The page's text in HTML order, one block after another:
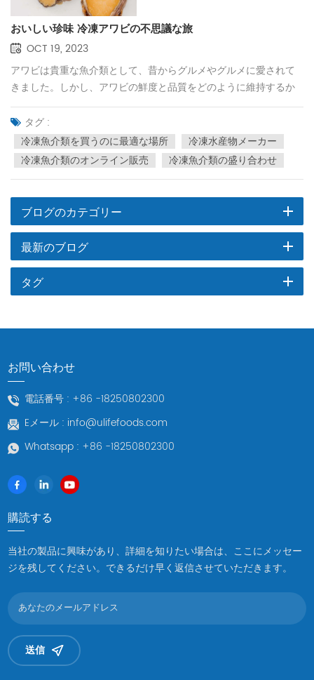
イヤーを選択します。 2. 冷凍技術：製品の最高の味と品質を維持
するために、急速冷凍など、サプライヤーが使用する冷凍技術を
理解します。 3. 包装: 製品の包装は、冷凍プロセス中の冷気の侵
入を防ぎ、冷凍焼けを防ぐために気密でなければなりません。 4.
ラベルと日付: 製品の鮮度がわかるように、製品のパッケージに明
確なラベルと製造日が記載されていることを確認してくださ
い。 冷凍魚介類の調理のヒント冷凍シーフードの調理は複雑であ
る必要はありません。冷凍シーフード料理を確実に美味しくする
ための簡単なヒントをいくつか紹介します。 1. 解凍: 冷凍魚介類
は、調理する前に、できれば冷蔵庫でゆっくりと解凍してくださ
い。これにより、水分と質感を維持することができます。 2. 素早
るために比較的短時間で調理されます。過度の調理は避けてくだ
さい。 3. 味付け：お好みのスパイスや調味料を使用して、冷凍シ
ーフードの風味を高めます。 4.創造的な料理：冷凍シーフード
は、焼き魚からシーフードパスタまで、さまざまな料理に適して
おり、自分の好みに応じてさまざまなおいしい料理を作ることが
できます。 結論冷凍魚介類は現代の生活において便利でおいしい
ば、季節を問わず新鮮で美味しい魚介類を家庭で楽しむことがで
料理を発見してください!
おいしい珍味 冷凍アワビの不思議な旅
OCT 19, 2023
アワビは貴重な魚介類として、昔からグルメやグルメに愛されて
きました。しかし、アワビの鮮度と品質をどのように維持するか
は、サプライヤーやグルメ食品業者にとって常に直面する課題で
した。この記事では、冷凍アワビの調理、保存、美食的価値、そ
してなぜ冷凍アワビが供給者と消費者の両方の間で第一の選択肢
となっているのかについて詳しく掘り下げていきます。冷凍アワ
ビの準備冷凍アワビは、プリプリな食感と旨味を保つために、丁
含まれます。 漁獲と加工: アワビは海で漁獲されたら、鮮度を確保
するためにすぐに加工されます。殻から外して洗浄し、食べられ
る部分に加工する作業です。 急速冷凍：アワビをできるだけ早く
冷凍するため、通常マイナス40℃以下の超低温冷凍技術を使用
し、冷凍過程で水分が結晶化せず、素材の品質を保ちます。 真空
シール：冷凍後、 生アワビの殻 通常、酸素との接触を避け、酸化
により腐敗や酸化が遅くなり、保存期間が長くなります。 長期保
存：冷凍アワビは生のアワビに比べ、美味しさを損なうことなく
長期保存が可能です。 利便性: 冷凍アワビは、新鮮な食材の供給を
気にすることなく、必要なときにいつでも取り出すことができま
す。 より幅広い販売: 殻付き冷凍アワビ 長距離輸送が可能とな
り、販売市場が拡大し、より多くの人に味わっていただけるよう
になります。 様々な調理方法：冷凍アワビは、蒸す、揚げる、焼
く、煮込むなど、さまざまな味のニーズを満たすためにさまざま
な調理方法で使用できます。 冷凍アワビのグルメな価値冷凍アワ
ビは鮮度保持に優れているだけでなく、豊かな食用価値も高く評
価されています。タンパク質、微量元素、ビタミンが豊富で、栄
養価の高い食品です。冷凍アワビは、プリプリとした食感と深い
海の風味があり、シンプルな蒸し料理から独特の風味を表現でき
る複雑な料理まで、さまざまな料理を試すのに適しています。 結
論としては、 冷凍魚介類のサプライヤー、その準備と保存プロセ
スにより、品質と鮮度の点で優れています。この冷凍方法によ
り、アワビは国境を越えて世界中の人々にその魅惑的な味を届け
ることができます。高級レストランで提供される場合でも、家庭
タグ :
冷凍魚介類を買うのに最適な場所
冷凍水産物メーカー
冷凍魚介類のオンライン販売
冷凍魚介類の盛り合わせ
ブログのカテゴリー
最新のブログ
タグ
お問い合わせ
電話番号 : +86 -18250802300
Eメール : info@ulifefoods.com
Whatsapp : +86 -18250802300
購読する
当社の製品に興味があり、詳細を知りたい場合は、ここにメッセー
ジを残してください。できるだけ早く返信させていただきます。
送信